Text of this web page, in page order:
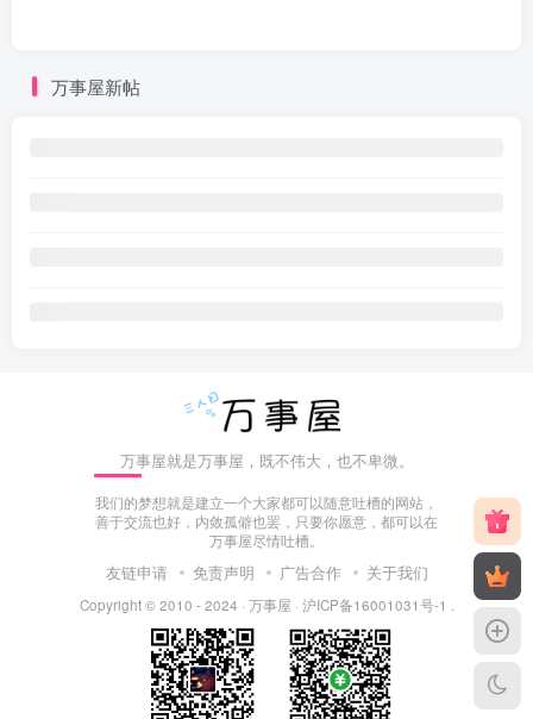
万事屋新帖
万事屋就是万事屋，既不伟大，也不卑微。
我们的梦想就是建立一个大家都可以随意吐槽的网站，
善于交流也好，内敛孤僻也罢，只要你愿意，都可以在
万事屋尽情吐槽。
友链申请 免责声明 广告合作 关于我们
Copyright © 2010 - 2024 · 万事屋 · 沪ICP备16001031号-1